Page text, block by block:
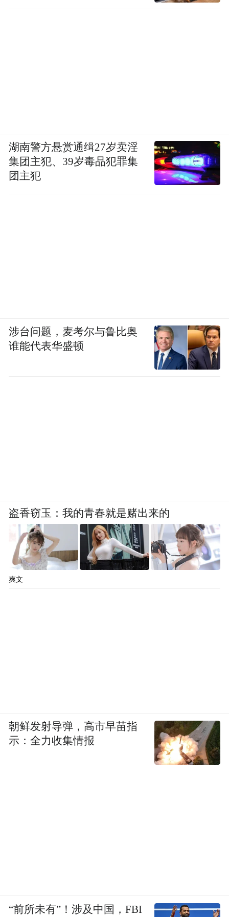
湖南警方悬赏通缉27岁卖淫
集团主犯、39岁毒品犯罪集
团主犯
涉台问题，麦考尔与鲁比奥
谁能代表华盛顿
盗香窃玉：我的青春就是赌出来的
爽文
朝鲜发射导弹，高市早苗指
示：全力收集情报
“前所未有”！涉及中国，FBI